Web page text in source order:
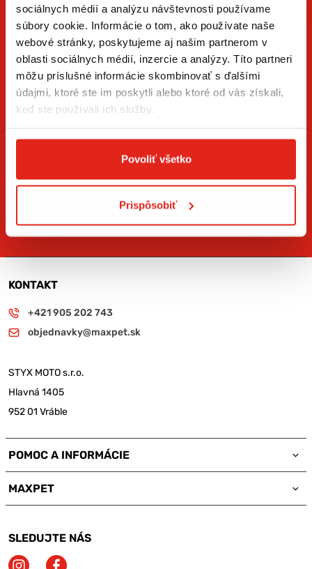
sociálnych médií a analýzu návštevnosti používame
súbory cookie. Informácie o tom, ako používate naše
webové stránky, poskytujeme aj našim partnerom v
oblasti sociálnych médií, inzercie a analýzy. Títo partneri
môžu príslušné informácie skombinovať s ďalšími
údajmi, ktoré ste im poskytli alebo ktoré od vás získali,
keď ste používali ich služby.
Povoliť všetko
Prispôsobiť
ZÍSKAJTE NOVINKY AKO PRVÝ
Prihláste sa na odber newslettera a buďte prvý, kto má
novinky.
spracovaním osobných údajov
PRIHLÁSIŤ SA
KONTAKT
+421 905 202 743
objednavky@maxpet.sk
STYX MOTO s.r.o.
Hlavná 1405
952 01 Vráble
POMOC A INFORMÁCIE
MAXPET
SLEDUJTE NÁS